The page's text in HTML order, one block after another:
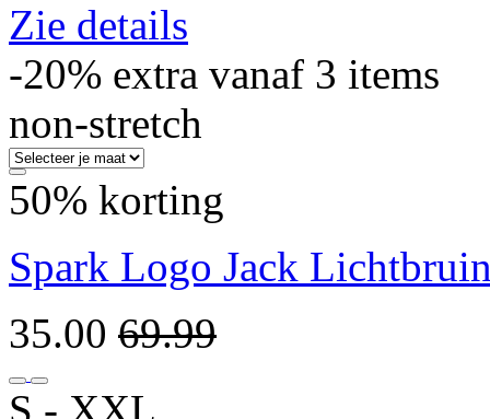
Zie details
-20% extra vanaf 3 items
non-stretch
50% korting
Spark Logo Jack
35.00 69.99